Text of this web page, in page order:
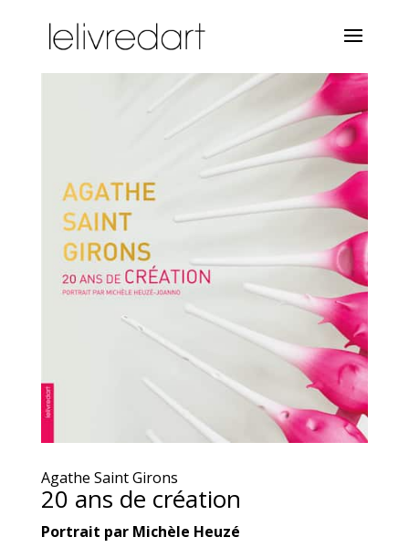
Agathe Saint Girons
20 ans de création
Portrait par Michèle Heuzé